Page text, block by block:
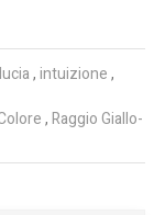
,intuizione,
,Raggio Giallo-